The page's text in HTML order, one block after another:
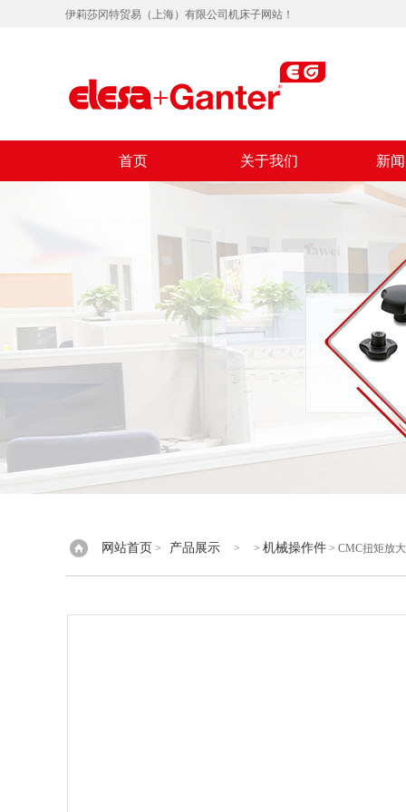
伊莉莎冈特贸易（上海）有限公司机床子网站！
首页 关于我们 新
网站首页 > 产品展示 > > 机械操作件 > CMC扭矩放